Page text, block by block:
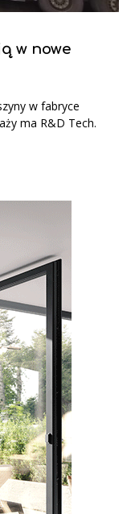
w nowe
w fabryce
ma R&D Tech.